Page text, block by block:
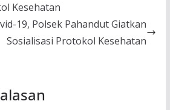
Kesehatan
19, Polsek Pahandut Giatkan
Sosialisasi Protokol Kesehatan